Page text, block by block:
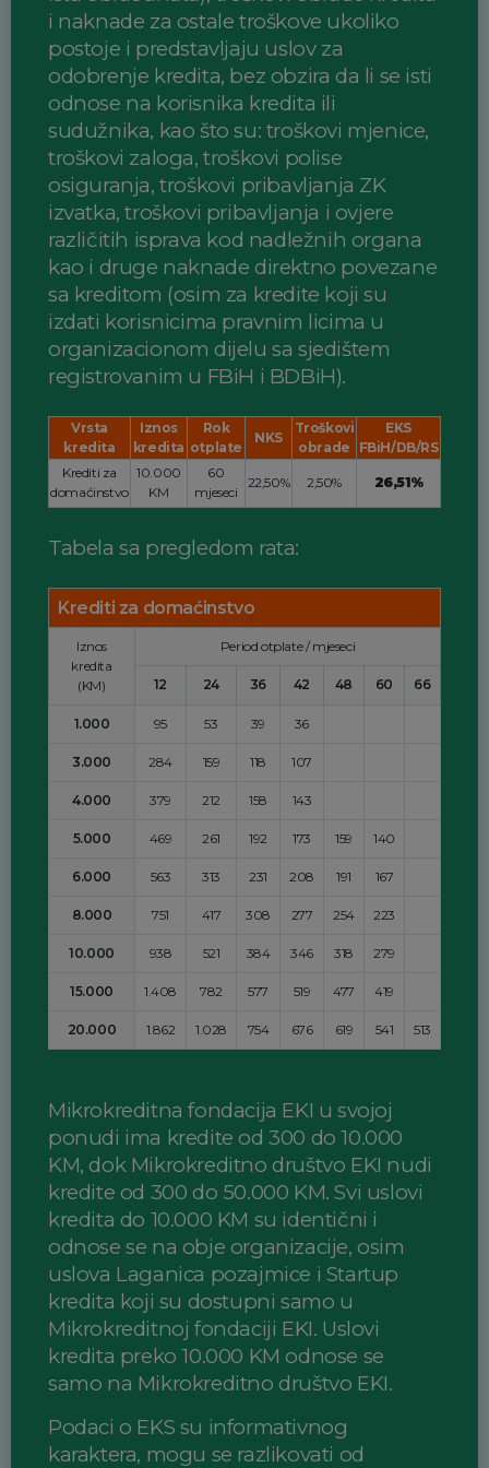
i naknade za ostale troškove ukoliko
postoje i predstavljaju uslov za
odobrenje kredita, bez obzira da li se isti
odnose na korisnika kredita ili
sudužnika, kao što su: troškovi mjenice,
troškovi zaloga, troškovi polise
osiguranja, troškovi pribavljanja ZK
izvatka, troškovi pribavljanja i ovjere
različitih isprava kod nadležnih organa
kao i druge naknade direktno povezane
sa kreditom (osim za kredite koji su
izdati korisnicima pravnim licima u
organizacionom dijelu sa sjedištem
registrovanim u FBiH i BDBiH).
Vrsta
kredita
Iznos
kredita
Rok
otplate
NKS
Troškovi
obrade
EKS
FBiH/DB/RS
Krediti za
domaćinstvo
10.000
KM
60
mjeseci
22,50% 2,50% 26,51%
Tabela sa pregledom rata:
Krediti za domaćinstvo
Iznos
kredita
(KM)
Period otplate / mjeseci
12 24 36 42 48 60 66
1.000 95 53 39 36
3.000 284 159 118 107
4.000 379 212 158 143
5.000 469 261 192 173 159 140
6.000 563 313 231 208 191 167
8.000 751 417 308 277 254 223
10.000 938 521 384 346 318 279
15.000 1.408 782 577 519 477 419
20.000 1.862 1.028 754 676 619 541 513
Mikrokreditna fondacija EKI u svojoj
ponudi ima kredite od 300 do 10.000
KM, dok Mikrokreditno društvo EKI nudi
kredite od 300 do 50.000 KM. Svi uslovi
kredita do 10.000 KM su identični i
odnose se na obje organizacije, osim
uslova Laganica pozajmice i Startup
kredita koji su dostupni samo u
Mikrokreditnoj fondaciji EKI. Uslovi
kredita preko 10.000 KM odnose se
samo na Mikrokreditno društvo EKI.
Podaci o EKS su informativnog
karaktera, mogu se razlikovati od